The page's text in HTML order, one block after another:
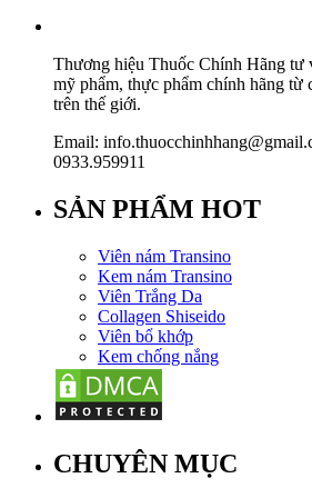
Thương hiệu Thuốc Chính Hãng tư
mỹ phẩm, thực phẩm chính hãng từ
trên thế giới.
Email:
0933.959911
SẢN PHẨM HOT
Viên nám Transino
Kem nám Transino
Viên Trắng Da
Collagen Shiseido
Viên bổ khớp
Kem chống nắng
CHUYÊN MỤC